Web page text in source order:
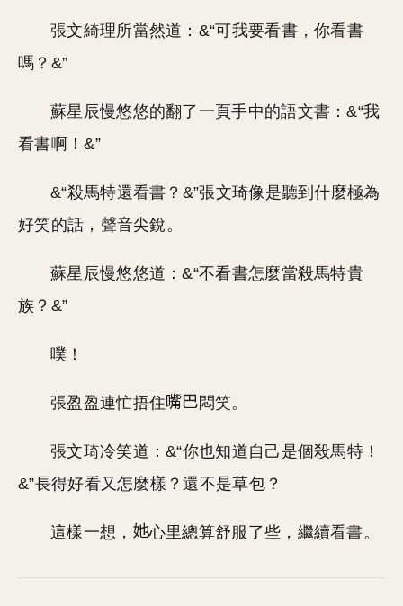
張文綺理所當然道：&“可我要看書，你看書
嗎？&”
蘇星辰慢悠悠的翻了一頁手中的語文書：&“我
看書啊！&”
&“殺馬特還看書？&”張文琦像是聽到什麼極為
好笑的話，聲音尖銳。
蘇星辰慢悠悠道：&“不看書怎麼當殺馬特貴
族？&”
噗！
張盈盈連忙捂住 悶笑。
張文琦冷笑道：&“你也知道自己是個殺馬特！
&”長得好看又怎麼樣？還不是草包？
這樣一想， 心里總算舒服了些，繼續看書。